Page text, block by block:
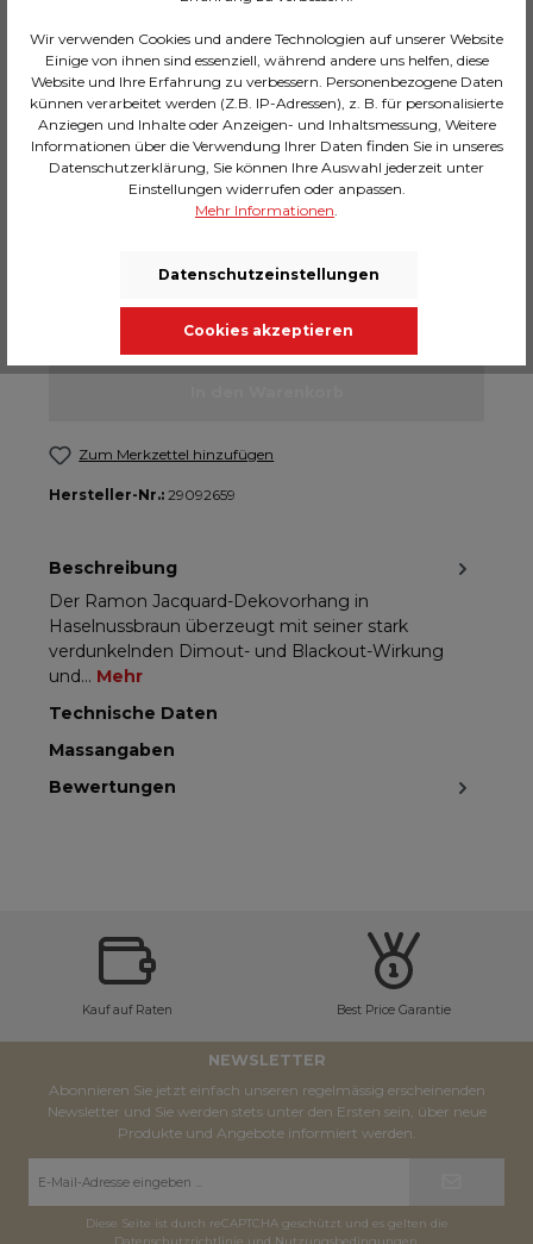
Faltenwurf wählen
Zusammenfassung
Konfiguration zurücksetzen
Zum Merkzettel hinzufügen
Hersteller-Nr.: 29092659
Beschreibung
Der Ramon Jacquard-Dekovorhang in
Haselnussbraun überzeugt mit seiner stark
verdunkelnden Dimout- und Blackout-Wirkung
und… Mehr
Technische Daten
Massangaben
Bewertungen
Kauf auf Raten Best Price Garantie
NEWSLETTER
Abonnieren Sie jetzt einfach unseren regelmässig erscheinenden
Newsletter und Sie werden stets unter den Ersten sein, über neue
Produkte und Angebote informiert werden.
Diese Seite ist durch reCAPTCHA geschützt und es gelten die
Datenschutzrichtlinie und Nutzungsbedingungen
Wir verwenden Cookies und andere Technologien auf unserer Website
Einige von ihnen sind essenziell, während andere uns helfen, diese
Website und Ihre Erfahrung zu verbessern. Personenbezogene Daten
künnen verarbeitet werden (Z.B. IP-Adressen), z. B. für personalisierte
Anziegen und Inhalte oder Anzeigen- und Inhaltsmessung, Weitere
Informationen über die Verwendung Ihrer Daten finden Sie in unseres
Datenschutzerklärung, Sie können Ihre Auswahl jederzeit unter
Einstellungen widerrufen oder anpassen.
Mehr Informationen
Datenschutzeinstellungen
Cookies akzeptieren